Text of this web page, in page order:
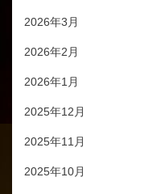
2026年3月
2026年2月
2026年1月
2025年12月
2025年11月
2025年10月